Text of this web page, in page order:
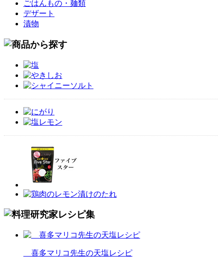
ごはんもの・麺類
デザート
漬物
喜多マリコ先生の天塩レシピ